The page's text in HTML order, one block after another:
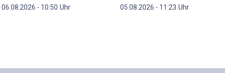
06.08.2026 - 10:50 Uhr 05.08.2026 - 11:23 Uhr